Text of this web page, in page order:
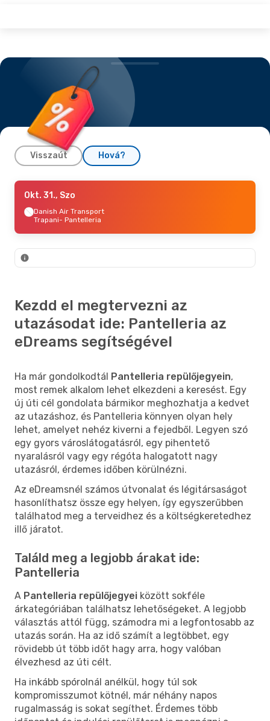
Visszaút Hová?
Aug. 26., Sze
Danish Air Transport
Palermo - Pantelleria
Pantelleria- Palermo
Okt. 31., Szo
Danish Air Transport
Trapani- Pantelleria
Kezdd el megtervezni az
utazásodat ide: Pantelleria az
eDreams segítségével
Ha már gondolkodtál Pantelleria repülőjegyein,
most remek alkalom lehet elkezdeni a keresést. Egy
új úti cél gondolata bármikor meghozhatja a kedvet
az utazáshoz, és Pantelleria könnyen olyan hely
lehet, amelyet nehéz kiverni a fejedből. Legyen szó
egy gyors városlátogatásról, egy pihentető
nyaralásról vagy egy régóta halogatott nagy
utazásról, érdemes időben körülnézni.
Az eDreamsnél számos útvonalat és légitársaságot
hasonlíthatsz össze egy helyen, így egyszerűbben
találhatod meg a terveidhez és a költségkeretedhez
illő járatot.
Találd meg a legjobb árakat ide:
Pantelleria
A Pantelleria repülőjegyei között sokféle
árkategóriában találhatsz lehetőségeket. A legjobb
választás attól függ, számodra mi a legfontosabb az
utazás során. Ha az idő számít a legtöbbet, egy
rövidebb út több időt hagy arra, hogy valóban
élvezhesd az úti célt.
Ha inkább spórolnál anélkül, hogy túl sok
kompromisszumot kötnél, már néhány napos
rugalmasság is sokat segíthet. Érdemes több